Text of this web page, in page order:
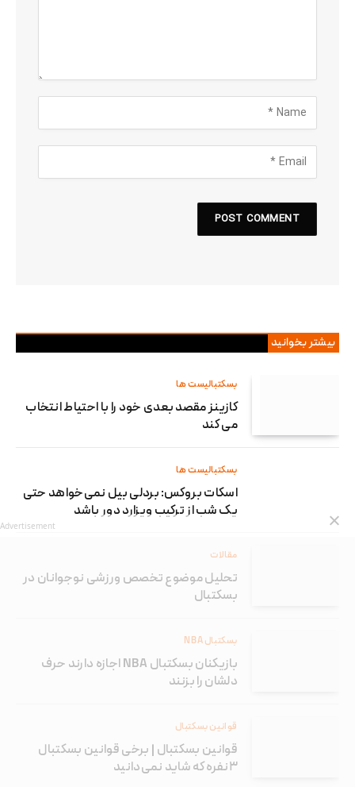
بیشتر بخوانید
بسکتبالیست ها
کازینز مقصد بعدی خود را با احتیاط انتخاب
می کند
بسکتبالیست ها
اسکات بروکس: بردلی بیل نمی‌خواهد حتی
یک شب از ترکیب ویزارد دور باشد
مقالات
تحلیل موضوع تخصص ورزشی نوجوانان در
بسکتبال
بسکتبال NBA
بازیکنان بسکتبال NBA اجازه دارند حرف
دلشان را بزنند
قوانین بسکتبال
قوانین بسکتبال | برخی قوانین بسکتبال
۳نفره که شاید نمی‌دانید
Advertisement